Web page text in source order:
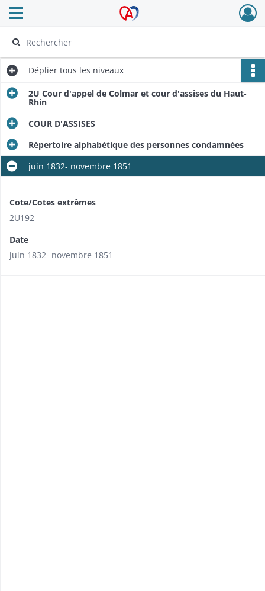
Archives Alsace - Colmar
Ouvrir le menu déroulant
Déplier tous les niveaux
2U Cour d'appel de Colmar et cour d'assises du Haut-
Rhin
COUR D'ASSISES
Répertoire alphabétique des personnes condamnées
juin 1832- novembre 1851
Cote/Cotes extrêmes
2U192
Date
juin 1832- novembre 1851